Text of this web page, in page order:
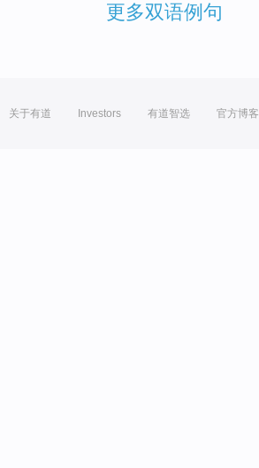
更多双语例句
关于有道 Investors 有道智选 官方博客